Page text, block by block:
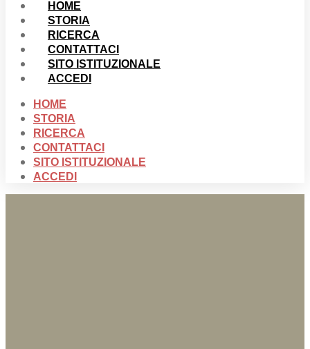
HOME
STORIA
RICERCA
CONTATTACI
SITO ISTITUZIONALE
ACCEDI
HOME
STORIA
RICERCA
CONTATTACI
SITO ISTITUZIONALE
ACCEDI